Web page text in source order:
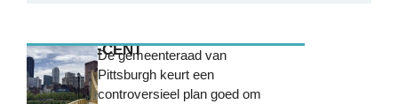
MEEST RECENTDe gemeenteraad van
Pittsburgh keurt een
controversieel plan goed om